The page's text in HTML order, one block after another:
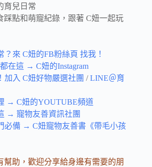
育兒日常
踩點和萌寵紀錄，跟著 C妞一起玩
來 C妞的FB粉絲頁 找我！
在這 → C妞的Instagram
加入 C妞好物嚴選社團 /LINE＠育
→ C妞的YOUTUBE頻道
→ 寵物友善資訊社團
必備 → C妞寵物友善書《帶毛小孩
幫助，歡迎分享給身邊有需要的朋